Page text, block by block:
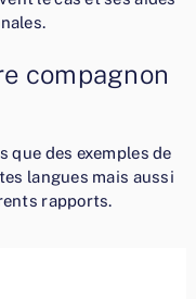
compagnon
que des exemples de
langues mais aussi
rapports.